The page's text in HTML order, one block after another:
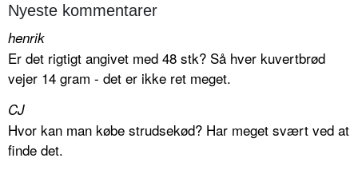
Nyeste kommentarer
henrik
Er det rigtigt angivet med 48 stk? Så hver kuvertbrød
vejer 14 gram - det er ikke ret meget.
CJ
Hvor kan man købe strudsekød? Har meget svært ved at
finde det.